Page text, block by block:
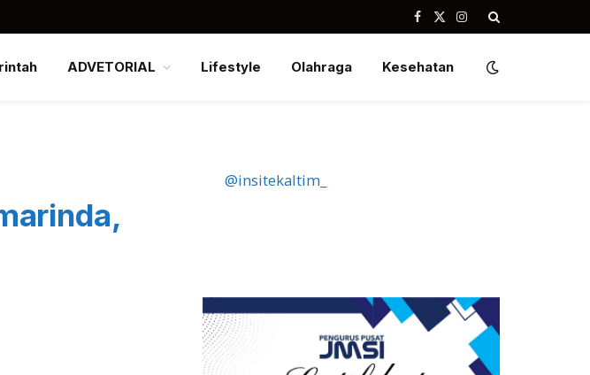
Facebook
X
Instagram
ADVETORIAL Lifestyle Olahraga Kesehatan
@insitekaltim_